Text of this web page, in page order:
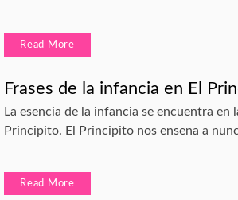
Read More
Frases de la infancia en El
La esencia de la infancia se encuentra en
Principito. El Principito nos ensena a
Read More